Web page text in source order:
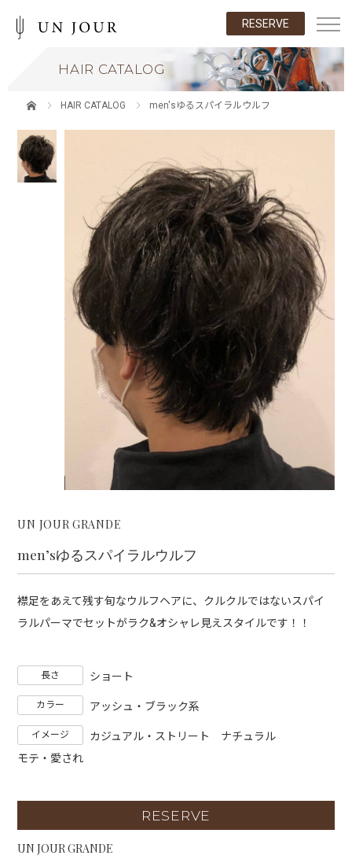
RESERVE
HAIR CATALOG
HAIR CATALOG men'sゆるスパイラルウルフ
UN JOUR GRANDE
men’sゆるスパイラルウルフ
襟足をあえて残す旬なウルフヘアに、クルクルではないスパイ
ラルパーマでセットがラク&オシャレ見えスタイルです！！
長さ ショート
カラー アッシュ・ブラック系
イメージ カジュアル・ストリート
ナチュラル
モテ・愛され
RESERVE
UN JOUR GRANDE